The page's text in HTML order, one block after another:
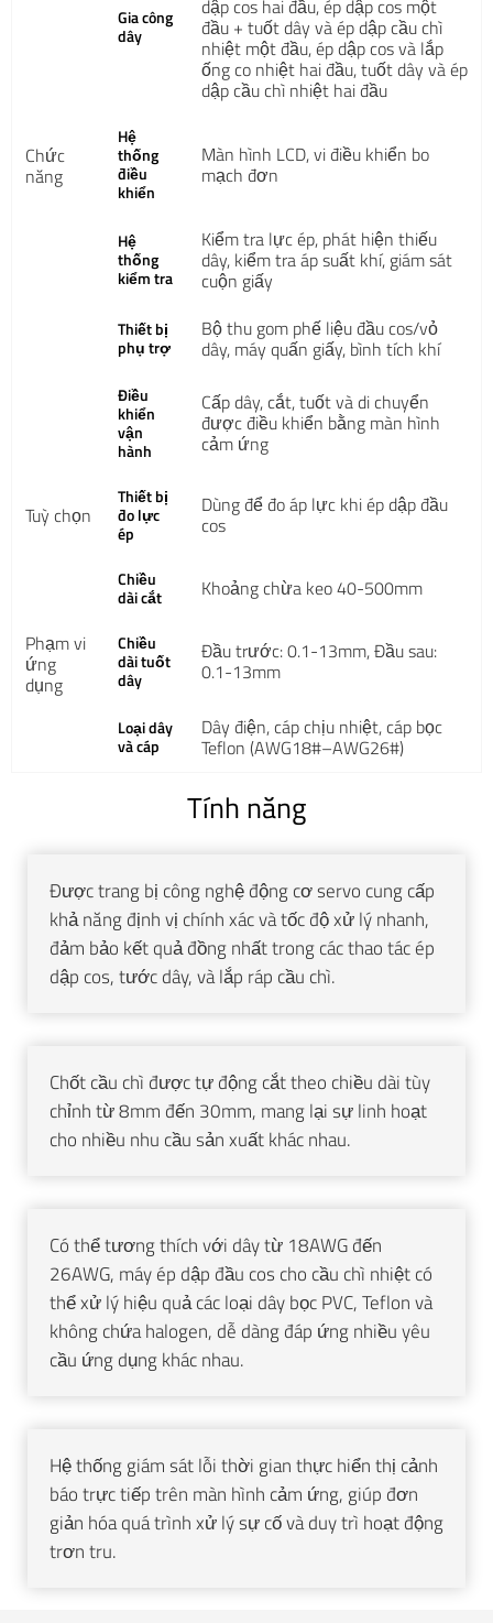
Chức
năng
Gia công
dây
dập cos hai đầu, ép dập cos một
đầu + tuốt dây và ép dập cầu chì
nhiệt một đầu, ép dập cos và lắp
ống co nhiệt hai đầu, tuốt dây và ép
dập cầu chì nhiệt hai đầu
Hệ
thống
điều
khiển
Màn hình LCD, vi điều khiển bo
mạch đơn
Hệ
thống
kiểm tra
Kiểm tra lực ép, phát hiện thiếu
dây, kiểm tra áp suất khí, giám sát
cuộn giấy
Thiết bị
phụ trợ
Bộ thu gom phế liệu đầu cos/vỏ
dây, máy quấn giấy, bình tích khí
Điều
khiển
vận
hành
Cấp dây, cắt, tuốt và di chuyển
được điều khiển bằng màn hình
cảm ứng
Tuỳ chọn
Thiết bị
đo lực
ép
Dùng để đo áp lực khi ép dập đầu
cos
Phạm vi
ứng
dụng
Chiều
dài cắt Khoảng chừa keo 40-500mm
Chiều
dài tuốt
dây
Đầu trước: 0.1-13mm, Đầu sau:
0.1-13mm
Loại dây
và cáp
Dây điện, cáp chịu nhiệt, cáp bọc
Teflon (AWG18#–AWG26#)
Tính năng
Được trang bị công nghệ động cơ servo cung cấp
khả năng định vị chính xác và tốc độ xử lý nhanh,
đảm bảo kết quả đồng nhất trong các thao tác ép
dập cos, tước dây, và lắp ráp cầu chì.
Chốt cầu chì được tự động cắt theo chiều dài tùy
chỉnh từ 8mm đến 30mm, mang lại sự linh hoạt
cho nhiều nhu cầu sản xuất khác nhau.
Có thể tương thích với dây từ 18AWG đến
26AWG, máy ép dập đầu cos cho cầu chì nhiệt có
thể xử lý hiệu quả các loại dây bọc PVC, Teflon và
không chứa halogen, dễ dàng đáp ứng nhiều yêu
cầu ứng dụng khác nhau.
Hệ thống giám sát lỗi thời gian thực hiển thị cảnh
báo trực tiếp trên màn hình cảm ứng, giúp đơn
giản hóa quá trình xử lý sự cố và duy trì hoạt động
trơn tru.